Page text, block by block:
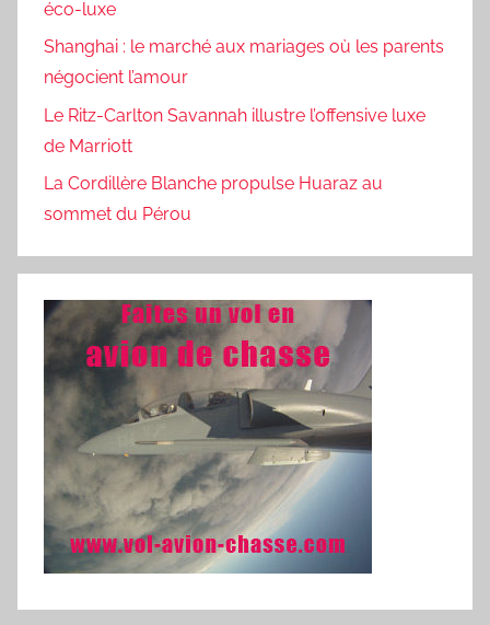
éco-luxe
Shanghai : le marché aux mariages où les parents
négocient l’amour
Le Ritz-Carlton Savannah illustre l’offensive luxe
de Marriott
La Cordillère Blanche propulse Huaraz au
sommet du Pérou